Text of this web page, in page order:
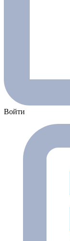
Войти